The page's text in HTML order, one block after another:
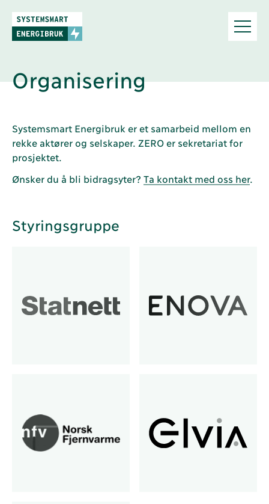
Organisering
Systemsmart Energibruk er et samarbeid mellom en
rekke aktører og selskaper. ZERO er sekretariat for
prosjektet.
Ønsker du å bli bidragsyter? Ta kontakt med oss her.
Styringsgruppe